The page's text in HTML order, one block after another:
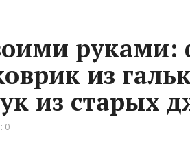
руками:
из
из старых
0